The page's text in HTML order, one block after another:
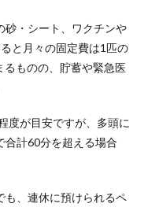
砂・シート、ワクチンや
と月々の固定費は1匹の
ものの、貯蓄や緊急医
度が目安ですが、多頭に
合計60分を超える場合
も、連休に預けられるペ